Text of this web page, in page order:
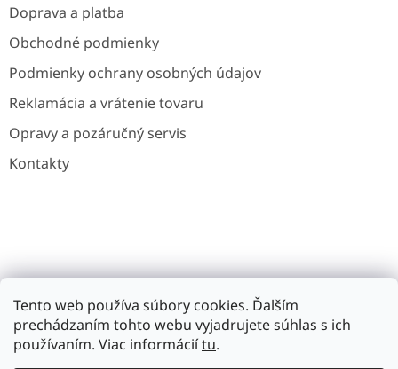
Tento web používa súbory cookies. Ďalším
prechádzaním tohto webu vyjadrujete súhlas s ich
používaním. Viac informáciítu.
Doprava a platba
Obchodné podmienky
Podmienky ochrany osobných údajov
Reklamácia a vrátenie tovaru
Opravy a pozáručný servis
Kontakty
Gavri.cz Gavri.es Noaton.cz Noaton.de